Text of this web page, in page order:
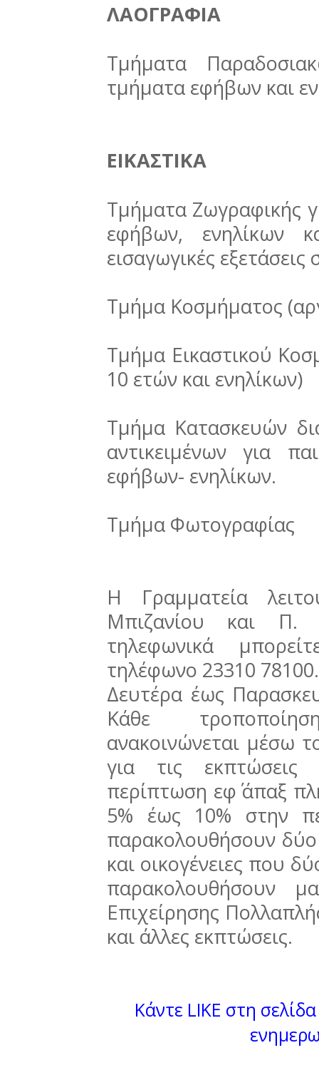
ΛΑΟΓΡΑΦΙΑ
Τμήματα
τμήματα εφήβων και
ΕΙΚΑΣΤΙΚΑ
Τμήματα Ζωγραφικής
εφήβων, ενηλίκων
εισαγωγικές
Τμήμα Κοσμήματος
Τμήμα Εικαστικού
10 ετών και ενηλίκων)
Τμήμα Κατασκευών
αντικειμένων για
εφήβων- ενηλίκων.
Τμήμα Φωτογραφίας
Η Γραμματεία
Μπιζανίου και
τηλεφωνικά
τηλέφωνο 23310
Δευτέρα έως
Κάθε
ανακοινώνεται μέσω
για τις
περίπτωση εφ΄ άπαξ
5% έως 10% στην
παρακολουθήσουν
και οικογένειες που
παρακολουθήσουν
Επιχείρησης
και άλλες εκπτώσεις.
Κάντε LIKE στη